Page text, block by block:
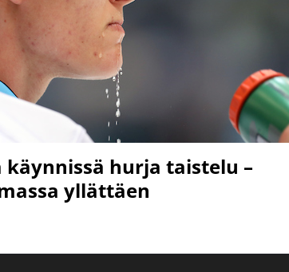
käynnissä hurja taistelu –
yllättäen